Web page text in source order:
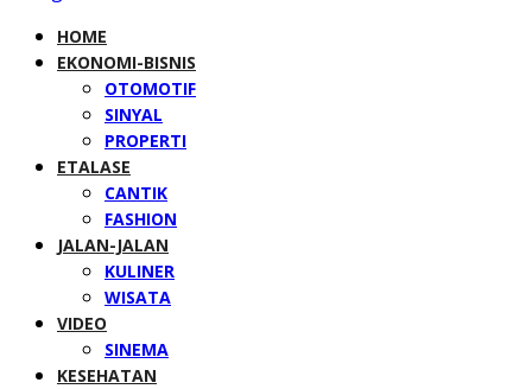
HOME
EKONOMI-BISNIS
OTOMOTIF
SINYAL
PROPERTI
ETALASE
CANTIK
FASHION
JALAN-JALAN
KULINER
WISATA
VIDEO
SINEMA
KESEHATAN